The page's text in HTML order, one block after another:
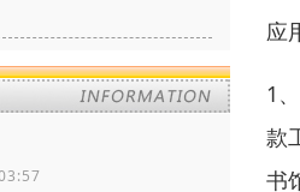
应
1
款
书